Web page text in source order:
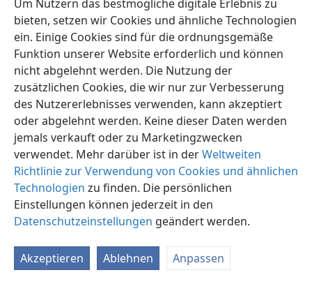
Um Nutzern das bestmögliche digitale Erlebnis zu
bieten, setzen wir Cookies und ähnliche Technologien
ein. Einige Cookies sind für die ordnungsgemäße
Funktion unserer Website erforderlich und können
nicht abgelehnt werden. Die Nutzung der
zusätzlichen Cookies, die wir nur zur Verbesserung
des Nutzererlebnisses verwenden, kann akzeptiert
oder abgelehnt werden. Keine dieser Daten werden
jemals verkauft oder zu Marketingzwecken
verwendet. Mehr darüber ist in derWeltweiten
Richtlinie zur Verwendung von Cookies und ähnlichen
Technologien zu finden. Die persönlichen
Einstellungen können jederzeit in den
Datenschutzeinstellungen geändert werden.
Akzeptieren Ablehnen Anpassen
In der Bibel wird deutlich erklärt, wer die „Gerechten“
sind. Zuallererst werden die, die eine himmlische
Auferstehung erhalten sollen, gerechtgesprochen (Rö
8:28-30).
Außerdem werden in der Bibel treue Glaubensmänner
der alten Zeit wie Abraham als „gerecht“ bezeichnet
1Mo 15:6;Jak 2:21). Viele dieser Männer werden in
Hebräer, Kapitel 11aufgeführt, und von ihnen sagt der
Schreiber: „Und doch empfingen alle diese, obwohl sie
durch ihren Glauben Zeugnis erlangten, die Erfüllung
der Verheißung nicht, da Gott für uns [geistgezeugte,
gesalbte Christen wie Paulus] etwas Besseres
gemacht würden“ (Heb 11:39, 40). Sie werden
vollkommen gemacht, nachdem diejenigen, die an der